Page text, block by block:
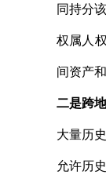
同持分
权属人
间资产
二是跨
大量历
允许历